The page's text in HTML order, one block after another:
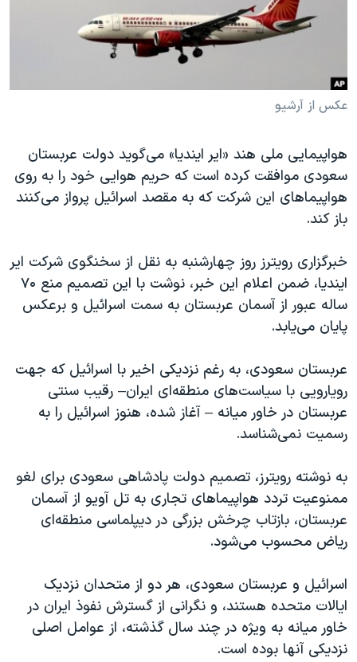
فرهنگ و زندگی
حقوق شهروندی
علم و فناوری
گالری عکس
آرشیو پخش زنده
مستندها
انتخابات ریاست جمهوری آمریکا ۲۰۲۴
رمز مهسا
اعتراضات زن، زندگی، آزادی
مجموعه مستندهای دادخواهی
تریبونال مردمی آبان ۹۸
چهل سال گروگان‌گیری
قانون شفافیت دارائی کادر رهبری ایران
اعتراضات مردمی آبان ۹۸
نرگس محمدی برنده جایزه نوبل صلح
همایش محافظه‌کاران آمریکا «سی‌پک»
صفحه‌های ویژه
سفر پرزیدنت ترامپ به چین
دنبال کنید
عکس از آرشیو
هواپیمایی ملی هند «ایر ایندیا» می‌گوید دولت عربستان
سعودی موافقت کرده است که حریم هوایی خود را به روی
هواپیماهای این شرکت که به مقصد اسرائیل پرواز می‌کنند
باز کند.
خبرگزاری رویترز روز چهارشنبه به نقل از سخنگوی شرکت ایر
ایندیا، ضمن اعلام این خبر، نوشت با این تصمیم منع ۷۰
ساله عبور از آسمان عربستان به سمت اسرائیل و برعکس
پایان می‌یابد.
عربستان سعودی، به رغم نزدیکی‌ اخیر با اسرائیل که جهت
رویارویی با سیاست‌های منطقه‌ای ایران– رقیب سنتی
عربستان در خاور میانه – آغاز شده، هنوز اسرائیل را به
رسمیت نمی‌شناسد.
به نوشته رویترز، تصمیم دولت پادشاهی سعودی برای لغو
ممنوعیت تردد هواپیماهای تجاری به تل آویو از آسمان
عربستان، بازتاب چرخش بزرگی در دیپلماسی منطقه‌ای
ریاض محسوب می‌شود.
اسرائیل و عربستان سعودی، هر دو از متحدان نزدیک
ایالات متحده هستند، و نگرانی از گسترش نفوذ ایران در
خاور میانه به ویژه در چند سال گذشته، از عوامل اصلی
نزدیکی آنها بوده است.